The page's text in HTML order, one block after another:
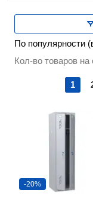
По популярности
Кол-во товаров на
1
-20%